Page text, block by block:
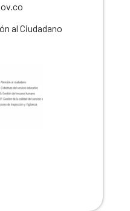
al Ciudadano